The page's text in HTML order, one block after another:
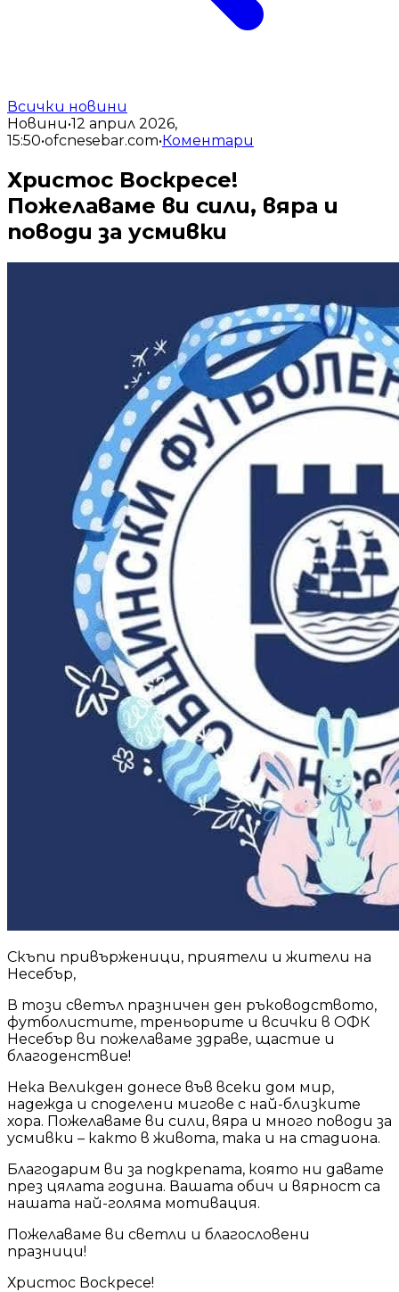
Всички новини
Новини•12 април 2026,
15:50•ofcnesebar.com•Коментари
Христос Воскресе!
Пожелаваме ви сили, вяра и
поводи за усмивки
Скъпи привърженици, приятели и жители на
Несебър,
В този светъл празничен ден ръководството,
футболистите, треньорите и всички в ОФК
Несебър ви пожелаваме здраве, щастие и
благоденствие!
Нека Великден донесе във всеки дом мир,
надежда и споделени мигове с най-близките
хора. Пожелаваме ви сили, вяра и много поводи за
усмивки – както в живота, така и на стадиона.
Благодарим ви за подкрепата, която ни давате
през цялата година. Вашата обич и вярност са
нашата най-голяма мотивация.
Пожелаваме ви светли и благословени
празници!
Христос Воскресе!